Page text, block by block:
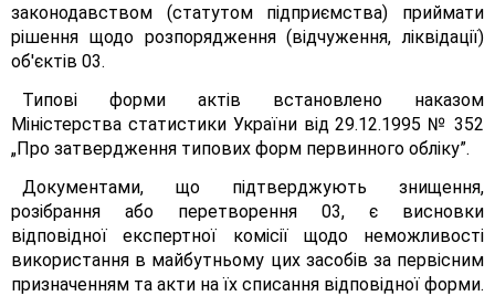
законодавством (статутом підприємства) приймати
рішення щодо розпорядження (відчуження, ліквідації)
об'єктів 03.
Типові форми актів встановлено наказом
Міністерства статистики України від 29.12.1995 № 352
„Про затвердження типових форм первинного обліку”.
Документами, що підтверджують знищення,
розібрання або перетворення 03, є висновки
відповідної експертної комісії щодо неможливості
використання в майбутньому цих засобів за первісним
призначенням та акти на їх списання відповідної форми.